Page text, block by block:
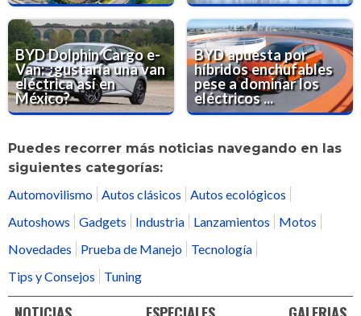
BYD Dolphin Cargo e-
Van: ¿gustaría una van
eléctrica así en
México?
BYD apuesta por
híbridos enchufables
pese a dominar los
eléctricos ...
Puedes recorrer más noticias navegando en las
siguientes categorías:
Automovilismo Autos clásicos
Autos ecológicos
Autoshows
Gadgets Industria Lanzamientos
Motos
Novedades
Prueba de Manejo
Tecnología
Tips y Consejos
Tuning